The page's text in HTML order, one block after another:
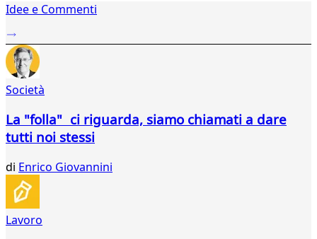
2Idee e Commenti
Società
La "folla" ci riguarda, siamo chiamati a dare
tutti noi stessi
di Enrico Giovannini
Lavoro